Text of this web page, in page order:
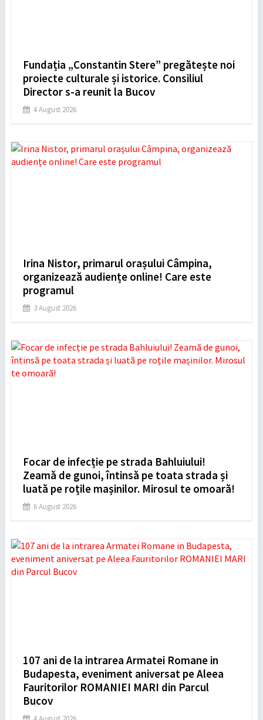
Fundația „Constantin Stere” pregătește noi
proiecte culturale și istorice. Consiliul
Director s-a reunit la Bucov
4 August 2026
Irina Nistor, primarul orașului Câmpina,
organizează audiențe online! Care este
programul
3 August 2026
Focar de infecție pe strada Bahluiului!
Zeamă de gunoi, întinsă pe toata strada și
luată pe roțile mașinilor. Mirosul te omoară!
6 August 2026
107 ani de la intrarea Armatei Romane in
Budapesta, eveniment aniversat pe Aleea
Fauritorilor ROMANIEI MARI din Parcul
Bucov